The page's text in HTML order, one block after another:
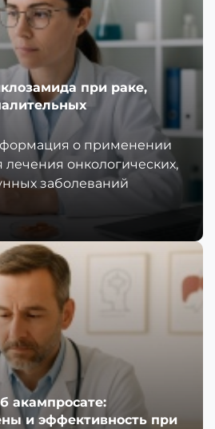
при раке,
о применении
онкологических,
заболеваний
акампросате:
и эффективность при